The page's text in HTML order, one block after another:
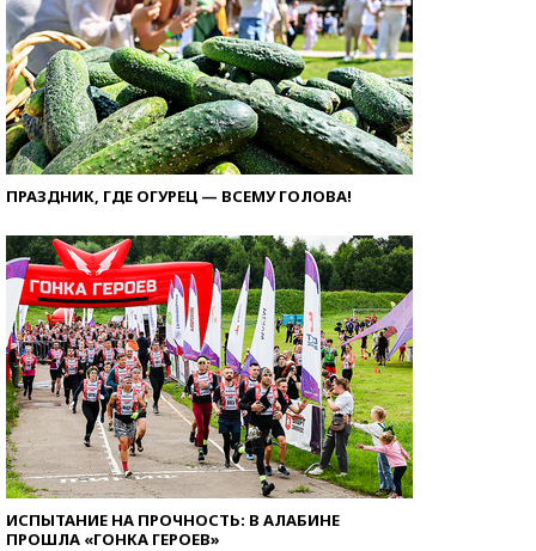
ПРАЗДНИК, ГДЕ ОГУРЕЦ — ВСЕМУ ГОЛОВА!
ИСПЫТАНИЕ НА ПРОЧНОСТЬ: В АЛАБИНЕ
ПРОШЛА «ГОНКА ГЕРОЕВ»